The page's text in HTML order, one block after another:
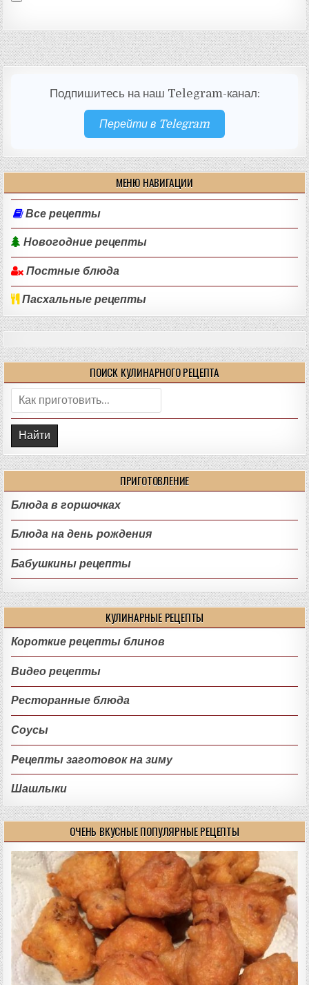
Подпишитесь на наш Telegram-канал:
Перейти в Telegram
МЕНЮ НАВИГАЦИИ
Все рецепты
Новогодние рецепты
Постные блюда
Пасхальные рецепты
ПОИСК КУЛИНАРНОГО РЕЦЕПТА
Поиск:
ПРИГОТОВЛЕНИЕ
Блюда в горшочках
Блюда на день рождения
Бабушкины рецепты
КУЛИНАРНЫЕ РЕЦЕПТЫ
Короткие рецепты блинов
Видео рецепты
Ресторанные блюда
Соусы
Рецепты заготовок на зиму
Шашлыки
ОЧЕНЬ ВКУСНЫЕ ПОПУЛЯРНЫЕ РЕЦЕПТЫ